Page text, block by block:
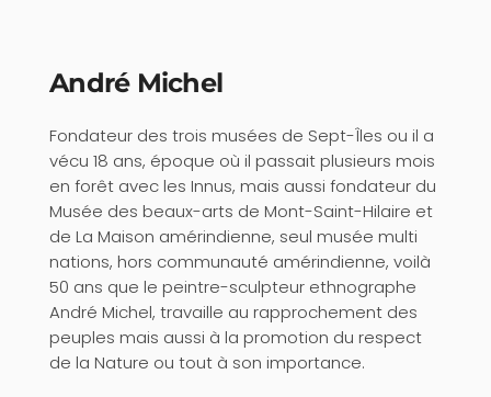
André Michel
Fondateur des trois musées de Sept-Îles ou il a
vécu 18 ans, époque où il passait plusieurs mois
en forêt avec les Innus, mais aussi fondateur du
Musée des beaux-arts de Mont-Saint-Hilaire et
de La Maison amérindienne, seul musée multi
nations, hors communauté amérindienne, voilà
50 ans que le peintre-sculpteur ethnographe
André Michel, travaille au rapprochement des
peuples mais aussi à la promotion du respect
de la Nature ou tout à son importance.